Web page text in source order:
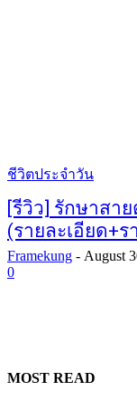
ชีวิตประจำวัน
[รีวิว] รักษาสา
(รายละเอียด+ร
Framekung - August
0
MOST READ